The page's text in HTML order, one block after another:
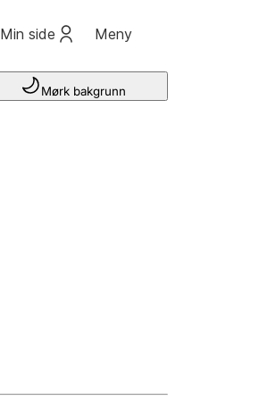
Min side Meny
Mørk bakgrunn